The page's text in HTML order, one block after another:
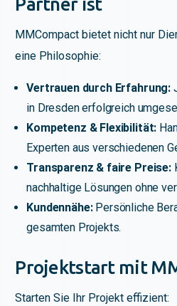
MMCompact bietet nicht nur
eine Philosophie:
Vertrauen durch Erfahrung:
in Dresden erfolgreich
Kompetenz & Flexibilität:
Experten aus verschiedenen
Transparenz & faire Preise:
nachhaltige Lösungen ohne
Kundennähe:Persönliche
gesamten Projekts.
Projektstart mit
Starten Sie Ihr Projekt effizient: